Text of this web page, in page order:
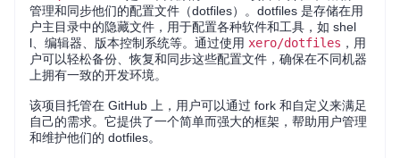
管理和同步他们的配置文件（dotfiles）。dotfiles 是存储在用
户主目录中的隐藏文件，用于配置各种软件和工具，如 shel
l、编辑器、版本控制系统等。通过使用 xero/dotfiles ，用
户可以轻松备份、恢复和同步这些配置文件，确保在不同机器
上拥有一致的开发环境。
该项目托管在 GitHub 上，用户可以通过 fork 和自定义来满足
自己的需求。它提供了一个简单而强大的框架，帮助用户管理
和维护他们的 dotfiles。